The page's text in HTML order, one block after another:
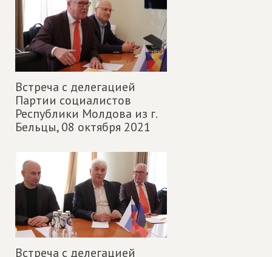
Встреча с делегацией
Партии социалистов
Республики Молдова из г.
Бельцы,08 октября 2021
Встреча с делегацией